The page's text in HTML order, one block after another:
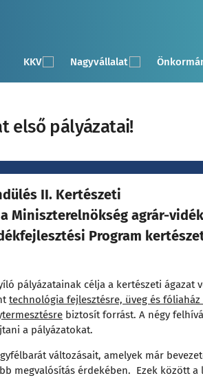
KKV Nagyvállalat
első pályázatai!
II. Kertészeti
Miniszterelnökség agrár-
Program
pályázatainak célja a kertészeti ágazat
technológia fejlesztésre, üveg és
biztosít forrást. A négy
a pályázatokat.
változásait, amelyek már
megvalósítás érdekében. Ezek között